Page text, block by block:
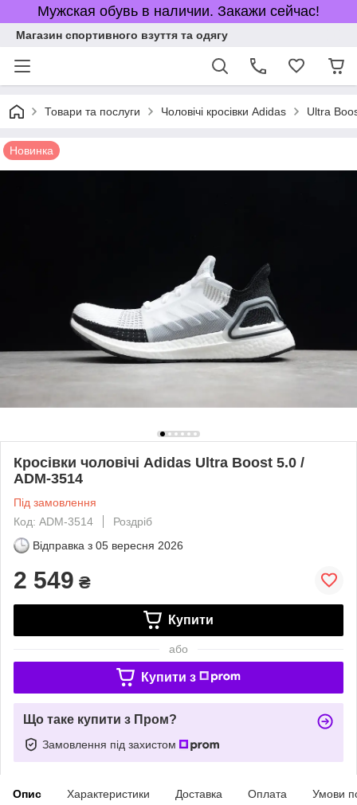
Мужская обувь в наличии. Закажи сейчас!
Магазин спортивного взуття та одягу
Товари та послуги Чоловічі кросівки Adidas Ultra
Новинка
Кросівки чоловічі Adidas Ultra Boost 5.0 /
ADM-3514
Під замовлення
Код: ADM-3514
Роздріб
Відправка з 05 вересня 2026
2 549 ₴
Купити
або
Купити з
Що таке купити з Пром?
Замовлення під захистом
Опис Характеристики Доставка Оплата Умови